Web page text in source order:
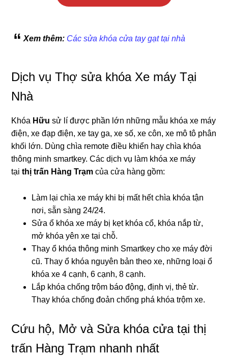
Xem thêm: Các sửa khóa cửa tay gạt tại nhà
Dịch vụ Thợ sửa khóa Xe máy Tại
Nhà
Khóa Hữu sử lí được phần lớn những mẫu khóa xe máy
điện, xe đạp điện, xe tay ga, xe số, xe côn, xe mô tô phân
khối lớn. Dùng chìa remote điều khiển hay chìa khóa
thông minh smartkey. Các dịch vụ làm khóa xe máy
tạithị trấn Hàng Trạmcủa cửa hàng gồm:
Làm lại chìa xe máy khi bị mất hết chìa khóa tận
nơi, sẵn sàng 24/24.
Sửa ổ khóa xe máy bị kẹt khóa cổ, khóa nắp từ,
mở khóa yên xe tại chỗ.
Thay ổ khóa thông minh Smartkey cho xe máy đời
cũ. Thay ổ khóa nguyên bản theo xe, những loại ổ
khóa xe 4 cạnh, 6 cạnh, 8 cạnh.
Lắp khóa chống trộm báo động, định vị, thẻ từ.
Thay khóa chống đoản chống phá khóa trộm xe.
Cứu hộ, Mở và Sửa khóa cửa tại thị
trấn Hàng Trạm nhanh nhất